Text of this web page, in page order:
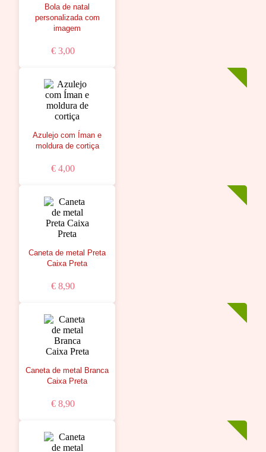
Bola de natal
personalizada com
imagem
€ 3,00
Azulejo com Íman e
moldura de cortiça
€ 4,00
Caneta de metal Preta
Caixa Preta
€ 8,90
Caneta de metal Branca
Caixa Preta
€ 8,90